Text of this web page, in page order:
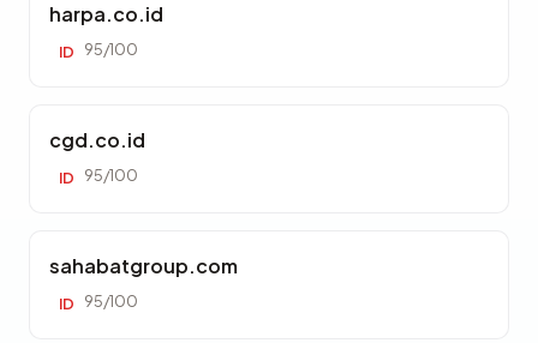
harpa.co.id
ID 95/100
cgd.co.id
ID 95/100
sahabatgroup.com
ID 95/100